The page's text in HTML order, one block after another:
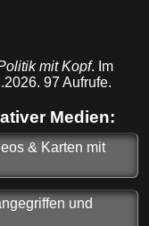
mit Kopf. Im
97 Aufrufe.
Medien:
& Karten mit
und